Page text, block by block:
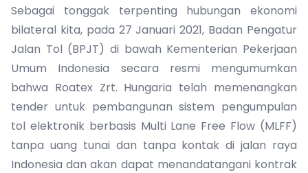
Sebagai tonggak terpenting hubungan ekonomi
bilateral kita, pada 27 Januari 2021, Badan Pengatur
Jalan Tol (BPJT) di bawah Kementerian Pekerjaan
Umum Indonesia secara resmi mengumumkan
bahwa Roatex Zrt. Hungaria telah memenangkan
tender untuk pembangunan sistem pengumpulan
tol elektronik berbasis Multi Lane Free Flow (MLFF)
tanpa uang tunai dan tanpa kontak di jalan raya
Indonesia dan akan dapat menandatangani kontrak